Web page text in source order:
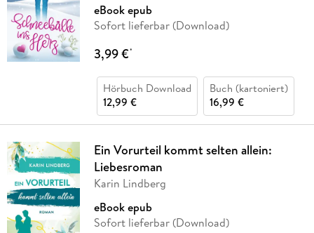
eBook epub
Sofort lieferbar (Download)
3,99 €*
Hörbuch Download
12,99 €
Buch (kartoniert)
16,99 €
Ein Vorurteil kommt selten allein:
Liebesroman
Karin Lindberg
eBook epub
Sofort lieferbar (Download)